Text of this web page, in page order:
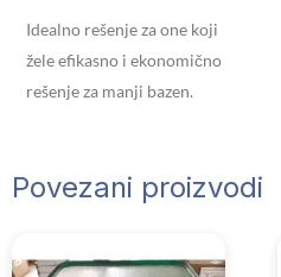
Idealno rešenje za one koji
žele efikasno i ekonomično
rešenje za manji bazen.
Povezani proizvodi
cena: